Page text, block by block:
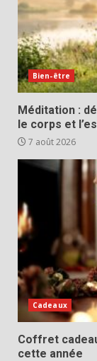
Bien-être
Méditation :
le corps et
7 août 2026
Cadeaux
Coffret
cette année